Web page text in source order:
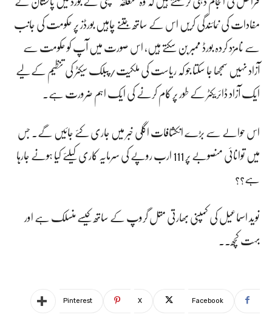
مفادات کی نمائندگی کریں اس کے ساتھ جتنے چاہیں بورڈز پر حکومت کی جانب
سے نامزد کردہ بورڈ ممبر بن سکتے ہیں، اس صورت میں آپ کو حکومت سے
آزاد نہیں سمجھا جا سکتا جو کہ ریاست کی ملکیت/پبلک سیکٹر کی تنظیم کے لیے
ایک آزاد ڈائریکٹر کے طور پر کام کرنے کی ایک اہم ضرورت ہے۔
اس حوالے سے بڑے انکشافات اگلی خبر میں جاری کئے جائیں گے۔ جس
میں توانائی منصوبے پر 111 ارب روپے کی سرمایہ کاری کیلئے کیا ہونے جارہا
ہے؟؟
نوید اسماعیل کی کمپنی بھارتی متل گروپ کے ساتھ کیسے منسلک ہے اور
بہت کچھ۔۔
Facebook
X
Pinterest